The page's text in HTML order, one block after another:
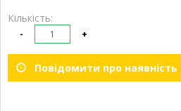
Кількість:
- +
Повідомити про наявність